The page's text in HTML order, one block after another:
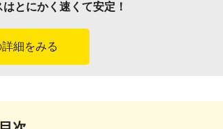
とにかく速くて安定！
細をみる